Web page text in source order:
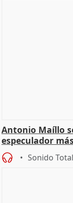
Antonio Maíllo
especulador
Becerril
Sonido